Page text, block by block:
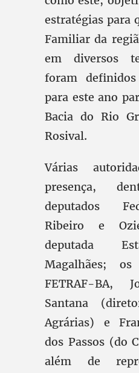
estratégias para
Familiar da
em diversos
foram
para este ano
Bacia do Rio
Rosival.
Várias
presença,
deputados
Ribeiro e
deputada
Magalhães;
FETRAF-BA,
Santana
Agrárias) e
dos Passos (do
além de